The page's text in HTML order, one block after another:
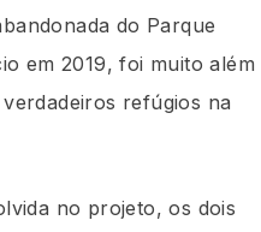
do Parque
em 2019, foi muito além
refúgios na
no projeto, os dois